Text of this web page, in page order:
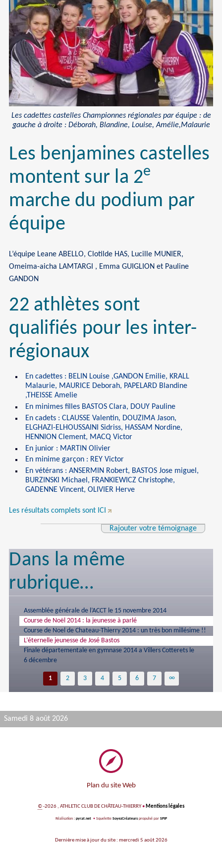
Les cadettes castelles Championnes régionales par équipe : de
gauche à droite : Déborah, Blandine, Louise, Amélie,Malaurie
Les benjamines castelles
montent sur la 2e
marche du podium par
équipe
L’équipe Leane ABELLO, Clotilde HAS, Lucille MUNIER,
Omeima-aicha LAMTARGI , Emma GUIGLION et Pauline
GANDON
22 athlètes sont
qualifiés pour les inter-
régionaux
En cadettes : BELIN Louise ,GANDON Emilie, KRALL
Malaurie, MAURICE Deborah, PAPELARD Blandine
,THEISSE Amelie
En minimes filles BASTOS Clara, DOUY Pauline
En cadets : CLAUSSE Valentin, DOUZIMA Jason,
ELGHAZI-ELHOUSSAINI Sidriss, HASSAM Nordine,
HENNION Clement, MACQ Victor
En junior : MARTIN Olivier
En minime garçon : REY Victor
En vétérans : ANSERMIN Robert, BASTOS Jose miguel,
BURZINSKI Michael, FRANKIEWICZ Christophe,
GADENNE Vincent, OLIVIER Herve
Les résultats complets sont ICI
Rajouter votre témoignage
Dans la même
rubrique…
Assemblée générale de l’ACCT le 15 novembre 2014
Course de Noël 2014 : la jeunesse à parlé
Course de Noel de Chateau-Thierry 2014 : un très bon millésime !!
L’éternelle jeunesse de José Bastos
Finale départementale en gymnase 2014 a Villers Cotterets le
6 décembre
1 2 3 4 5 6 7 ∞
Samedi 8 août 2026
Plan du site Web
©-2026 , ATHLETIC CLUB DE CHÂTEAU-THIERRY• Mentions légales
Réalisation : pyrat.net •Squelette SoyezCréateurspropulsé par SPIP
Dernière mise à jour du site : mercredi 5 août 2026